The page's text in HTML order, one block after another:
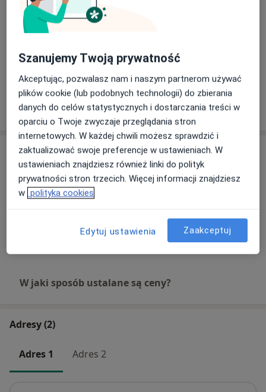
Główne obszary pomocy
Anemia
Choroby serca
Choroba niedokrwienna serca
Ból w klatce piersiowej
+9
Pokaż więcejo doświadczeniu
Usługi i ceny
Badanie internistyczne
Szczegóły
W jaki sposób ustalane są ceny?
Adresy (2)
Adres 1 Adres 2
Szanujemy Twoją prywatność
Akceptując, pozwalasz nam i naszym partnerom używać
plików cookie (lub podobnych technologii) do zbierania
danych do celów statystycznych i dostarczania treści w
oparciu o Twoje zwyczaje przeglądania stron
internetowych. W każdej chwili możesz sprawdzić i
zaktualizować swoje preferencje w ustawieniach. W
ustawieniach znajdziesz również linki do polityk
prywatności stron trzecich. Więcej informacji znajdziesz
w polityka cookies
Edytuj ustawienia Zaakceptuj